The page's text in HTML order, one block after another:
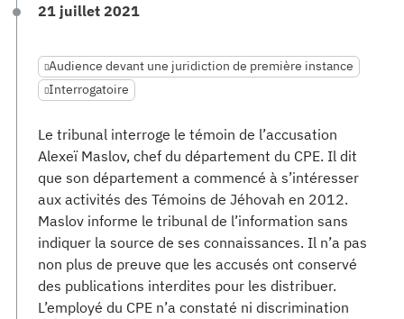
21 juillet 2021
Audience devant une juridiction de première instance
Interrogatoire
Le tribunal interroge le témoin de l’accusation
Alexeï Maslov, chef du département du CPE. Il dit
que son département a commencé à s’intéresser
aux activités des Témoins de Jéhovah en 2012.
Maslov informe le tribunal de l’information sans
indiquer la source de ses connaissances. Il n’a pas
non plus de preuve que les accusés ont conservé
des publications interdites pour les distribuer.
L’employé du CPE n’a constaté ni discrimination